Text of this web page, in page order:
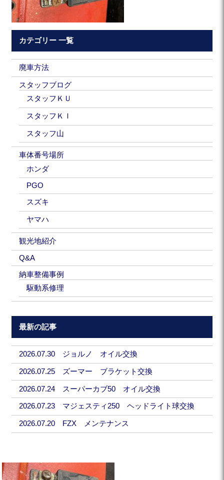
カテゴリー 一覧
廃車方法
スタッフブログ
スタッフＫＵ
スタッフＫＩ
スタッフ山
車体番号場所
ホンダ
PGO
スズキ
ヤマハ
観光地紹介
Q&A
納車整備事例
駆動系修理
最新の記事
2026.07.30 ジョルノ オイル交換
2026.07.25 ズーマー ブラケット交換
2026.07.24 スーパーカブ50 オイル交換
2026.07.23 マジェスティ250 ヘッドライト球交換
2026.07.20 FZX メンテナンス